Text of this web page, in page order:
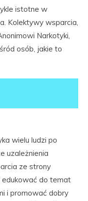
istotne w
Kolektywy wsparcia,
Narkotyki,
osób, jakie to
wielu ludzi po
uzależnienia
ze strony
edukować do temat
i promować dobry